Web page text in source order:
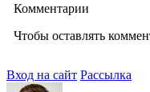
Комментарии
Чтобы оставлять
Вход на сайт Рассылка